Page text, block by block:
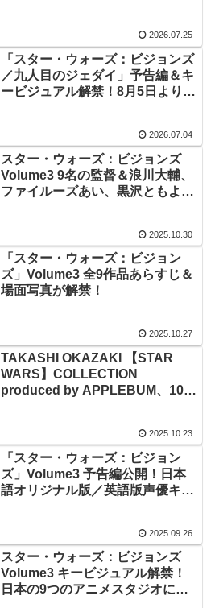
2026.07.25
「スター・ウォーズ：ビジョンズ
／九人目のジェダイ」予告編＆キ
ービジュアル解禁！8月5日より日
2026.07.04
スター・ウォーズ：ビジョンズ
Volume3 9名の監督＆浪川大輔、
ファイルーズあい、黒沢ともよら
2025.10.30
「スター・ウォーズ：ビジョン
ズ」Volume3 全9作品あらすじ＆
場面写真が解禁！
2025.10.27
TAKASHI OKAZAKI 【STAR
WARS】COLLECTION
produced by APPLEBUM、10月
2025.10.23
「スター・ウォーズ：ビジョン
ズ」Volume3 予告編公開！日本
語オリジナル版／英語版声優キャ
2025.09.26
スター・ウォーズ：ビジョンズ
Volume3 キービジュアル解禁！
日本の9つのアニメスタジオによ